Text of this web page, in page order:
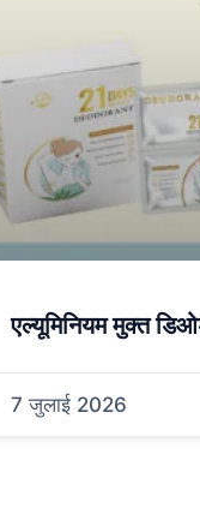
एल्यूमिनियम मुक्त
7 जुलाई 2026